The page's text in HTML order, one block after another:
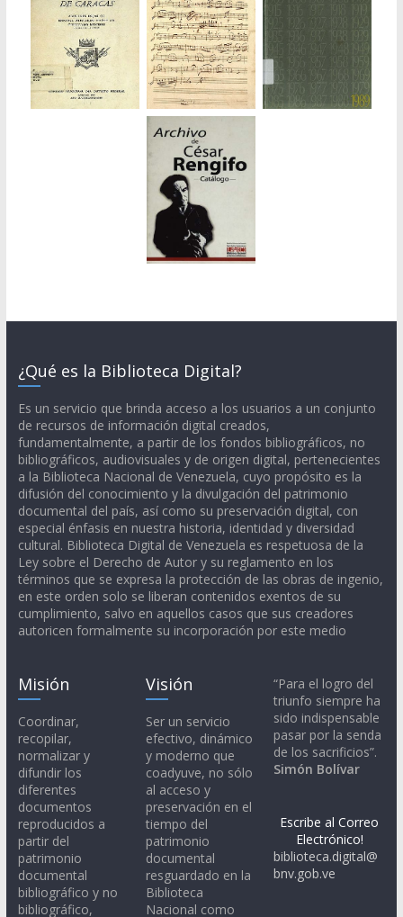
¿Qué es la Biblioteca Digital?
Es un servicio que brinda acceso a los usuarios a un conjunto
de recursos de información digital creados,
fundamentalmente, a partir de los fondos bibliográficos, no
bibliográficos, audiovisuales y de origen digital, pertenecientes
a la Biblioteca Nacional de Venezuela, cuyo propósito es la
difusión del conocimiento y la divulgación del patrimonio
documental del país, así como su preservación digital, con
especial énfasis en nuestra historia, identidad y diversidad
cultural. Biblioteca Digital de Venezuela es respetuosa de la
Ley sobre el Derecho de Autor y su reglamento en los
términos que se expresa la protección de las obras de ingenio,
en este orden solo se liberan contenidos exentos de su
cumplimiento, salvo en aquellos casos que sus creadores
autoricen formalmente su incorporación por este medio
Misión
Coordinar,
recopilar,
normalizar y
difundir los
diferentes
documentos
reproducidos a
partir del
patrimonio
documental
bibliográfico y no
bibliográfico,
Visión
Ser un servicio
efectivo, dinámico
y moderno que
coadyuve, no sólo
al acceso y
preservación en el
tiempo del
patrimonio
documental
resguardado en la
Biblioteca
Nacional como
“Para el logro del
triunfo siempre ha
sido indispensable
pasar por la senda
de los sacrificios”.
Simón Bolívar
Escribe al Correo
Electrónico!
biblioteca.digital@
bnv.gob.ve